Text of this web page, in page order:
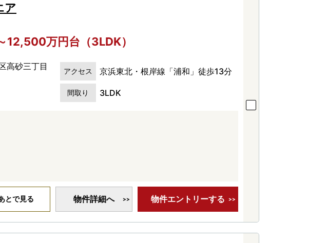
ア
万円台（3LDK）
高砂三丁目
アクセス 京浜東北・根岸線「浦和」徒歩13分
間取り 3LDK
とで見る 物件詳細へ 物件エントリーする